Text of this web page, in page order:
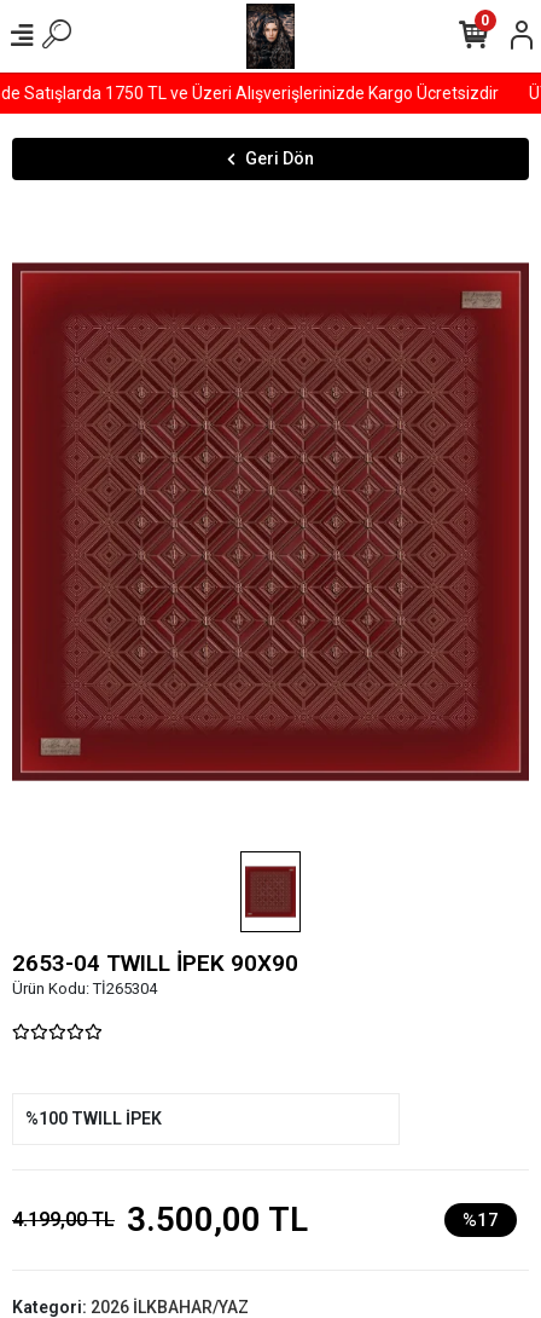
1750 TL ve Üzeri Alışverişlerinizde Kargo Ücretsizdir
0
Geri Dön
2653-04 TWILL İPEK 90X90
Ürün Kodu:Tİ265304
%100 TWILL İPEK
4.199,00 TL 3.500,00 TL %17
Kategori: 2026 İLKBAHAR/YAZ